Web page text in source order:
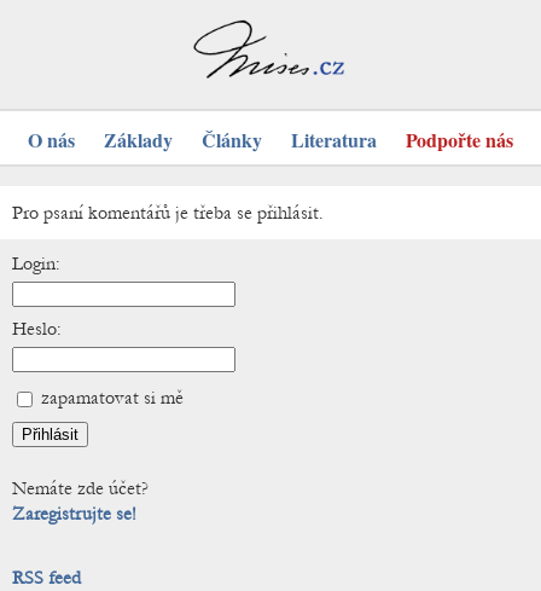
O nás Základy Články Literatura Podpořte nás
Pro psaní komentářů je třeba se přihlásit.
Login:
Heslo:
zapamatovat si mě
Nemáte zde účet?
Zaregistrujte se!
RSS feed